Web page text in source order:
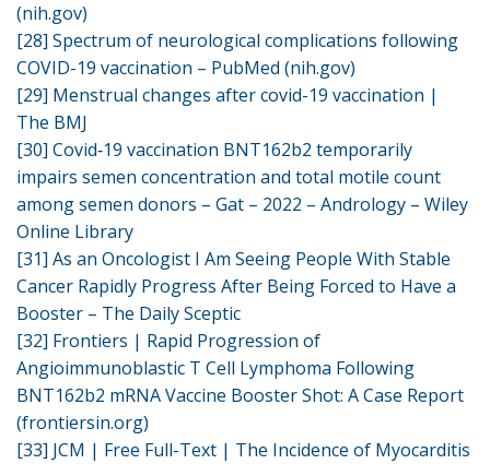
(nih.gov)
[28] Spectrum of neurological complications following
COVID-19 vaccination – PubMed (nih.gov)
[29] Menstrual changes after covid-19 vaccination |
The BMJ
[30] Covid‐19 vaccination BNT162b2 temporarily
impairs semen concentration and total motile count
among semen donors – Gat – 2022 – Andrology – Wiley
Online Library
[31] As an Oncologist I Am Seeing People With Stable
Cancer Rapidly Progress After Being Forced to Have a
Booster – The Daily Sceptic
[32] Frontiers | Rapid Progression of
Angioimmunoblastic T Cell Lymphoma Following
BNT162b2 mRNA Vaccine Booster Shot: A Case Report
(frontiersin.org)
[33] JCM | Free Full-Text | The Incidence of Myocarditis